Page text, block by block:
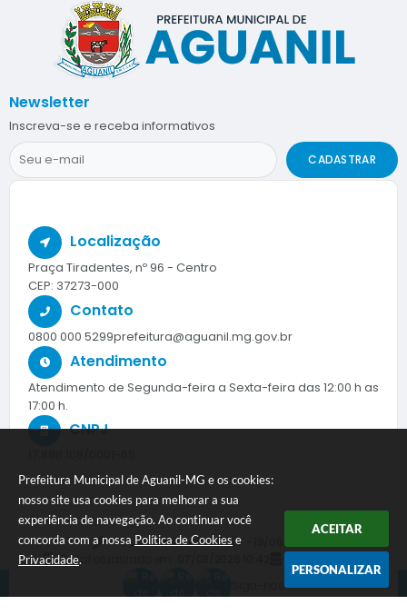
Prefeitura Municipal de Aguanil-MG e os cookies:
nosso site usa cookies para melhorar a sua
experiência de navegação. Ao continuar você
concorda com a nossa Política de Cookies e
Privacidade.
ACEITAR
PERSONALIZAR
Localização
Praça Tiradentes, nº 96 - Centro
CEP: 37273-000
Contato
0800 000 5299prefeitura@aguanil.mg.gov.br
Atendimento
Atendimento de Segunda-feira a Sexta-feira das 12:00 h as
17:00 h.
CNPJ
Newsletter
Inscreva-se e receba informativos
CADASTRAR
Versão do Sistema:3.5.3 - 19/06/2026
Portal atualizado em: